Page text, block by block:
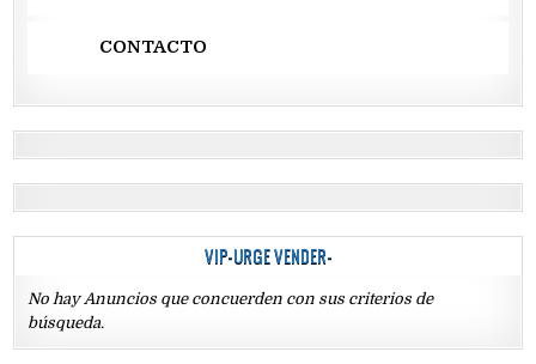
CONTACTO
VIP-URGE VENDER-
No hay Anuncios que concuerden con sus criterios de
búsqueda.